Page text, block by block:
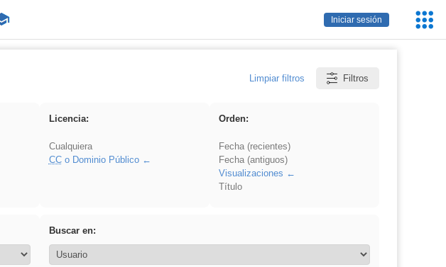
Iniciar sesión
Limpiar filtros Filtros
Licencia:
Cualquiera
CCo Dominio Público
Orden:
Fecha (recientes)
Fecha (antiguos)
Visualizaciones
Título
Buscar en: